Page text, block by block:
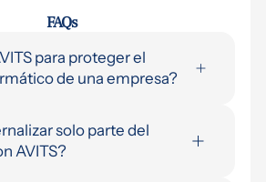
FAQs
para proteger el
de una empresa?
activa de endpoints,
condicional,
solo parte del
AVITS?